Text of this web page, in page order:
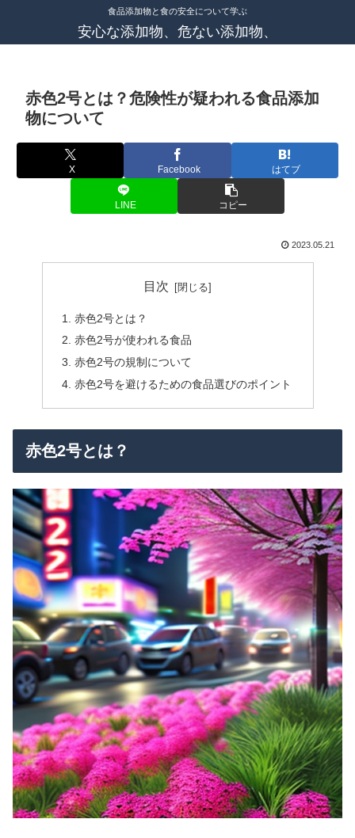
食品添加物と食の安全について学ぶ
安心な添加物、危ない添加物、
赤色2号とは？危険性が疑われる食品添加
物について
X Facebook はてブ
LINE コピー
2023.05.21
目次
赤色2号とは？
赤色2号が使われる食品
赤色2号の規制について
赤色2号を避けるための食品選びのポイント
赤色2号とは？